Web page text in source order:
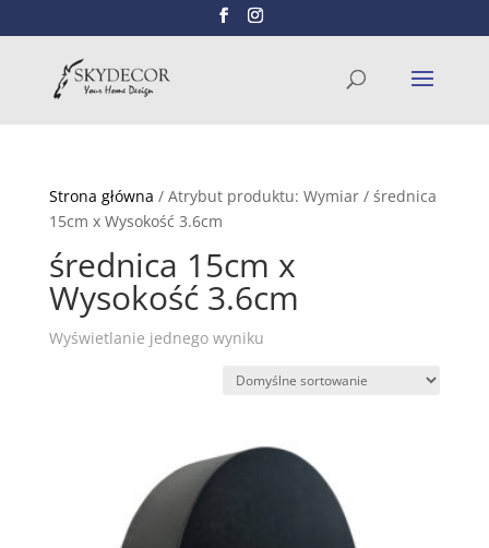
Strona główna / Atrybut produktu: Wymiar / średnica
15cm x Wysokość 3.6cm
średnica 15cm x
Wysokość 3.6cm
Wyświetlanie jednego wyniku